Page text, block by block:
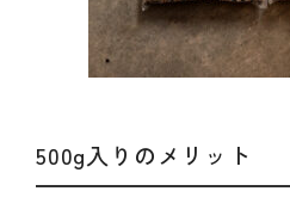
500g入りのメリット